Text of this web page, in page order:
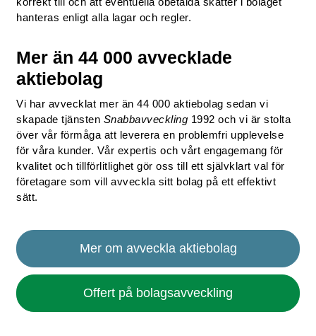
hanteras enligt alla lagar och regler.
Mer än 44 000 avvecklade
aktiebolag
Vi har avvecklat mer än 44 000 aktiebolag sedan vi
skapade tjänsten Snabbavveckling 1992 och vi är stolta
över vår förmåga att leverera en problemfri upplevelse
för våra kunder. Vår expertis och vårt engagemang för
kvalitet och tillförlitlighet gör oss till ett självklart val för
företagare som vill avveckla sitt bolag på ett effektivt
sätt.
Mer om avveckla aktiebolag
Offert på bolagsavveckling